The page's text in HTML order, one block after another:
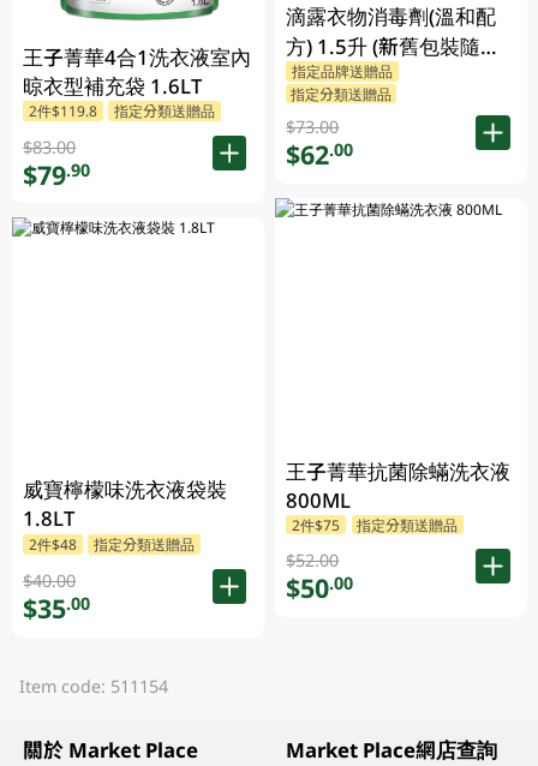
王子菁華4合1洗衣液室內
晾衣型補充袋 1.6LT
2件$119.8 指定分類送贈品
$83.00
$79.90
威寶檸檬味洗衣液袋裝
1.8LT
2件$48 指定分類送贈品
$40.00
$35.00
滴露衣物消毒劑(溫和配
方) 1.5升 (新舊包裝隨機
發送)
指定品牌送贈品
指定分類送贈品
$73.00
$62.00
王子菁華抗菌除蟎洗衣液
800ML
2件$75 指定分類送贈品
$52.00
$50.00
Item code: 511154
關於 Market Place Market Place網店查詢